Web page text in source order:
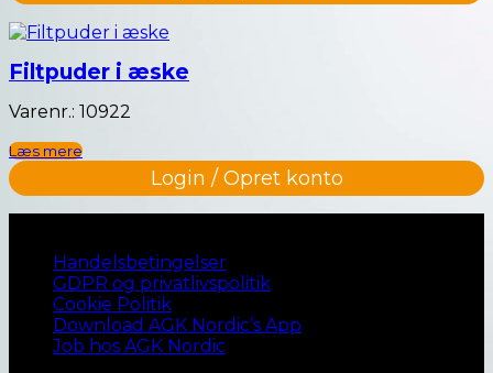
Filtpuder i æske
Varenr.: 10922
Læs mere
Login / Opret konto
Handelsbetingelser
GDPR og privatlivspolitik
Cookie Politik
Download AGK Nordic’s App
Job hos AGK Nordic